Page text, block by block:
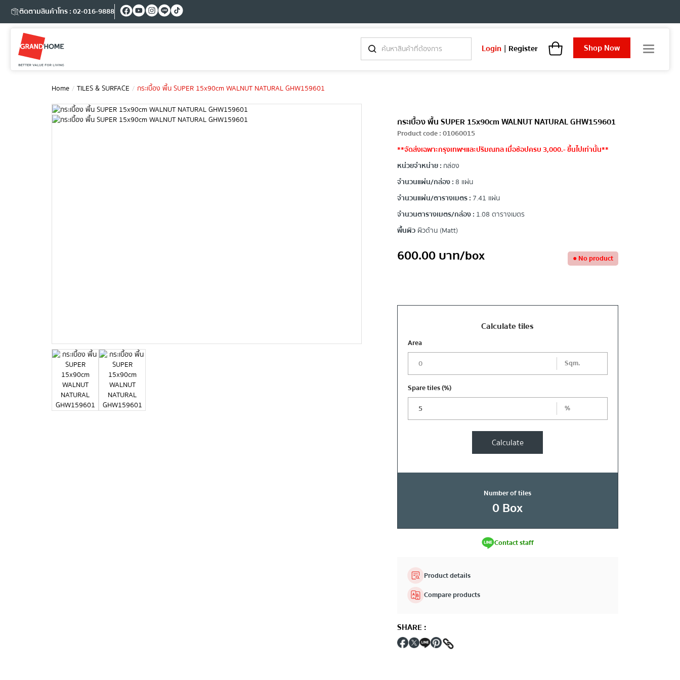
ติดตามสินค้าโทร : 02-016-9888
Login | Register Shop Now
T
g
Home TILES & SURFACE กระเบื้อง พื้น SUPER 15x90cm WALNUT NATURAL GHW159601
กระเบื้อง พื้น SUPER 15x90cm WALNUT NATURAL GHW159601
Product code:01060015
**จัดส่งเฉพาะกรุงเทพฯและปริมณฑล เมื่อช้อปครบ 3,000.- ขึ้นไปเท่านั้น**
หน่วยจำหน่าย : กล่อง
จำนวนแผ่น/กล่อง :8 แผ่น
จำนวนแผ่น/ตารางเมตร : 7.41 แผ่น
จำนวนตารางเมตร/กล่อง : 1.08 ตารางเมตร
พื้นผิวผิวด้าน (Matt)
600.00บาท/box ●No product
Calculate tiles
Area
Sqm.
Spare tiles(%)
%
Calculate
Number of tiles
0Box
Contact staff
Product details
Compare products
SHARE: